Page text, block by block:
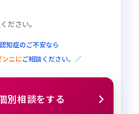
ださい。
知症のご不安なら
ンニにご相談ください。／
別相談をする